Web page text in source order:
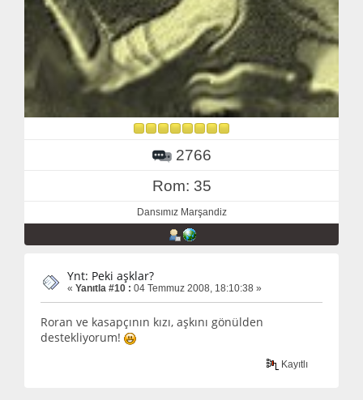
2766
Rom: 35
Dansımız Marşandiz
Ynt: Peki aşklar?
« Yanıtla #10 : 04 Temmuz 2008, 18:10:38 »
Roran ve kasapçının kızı, aşkını gönülden
destekliyorum!
Kayıtlı